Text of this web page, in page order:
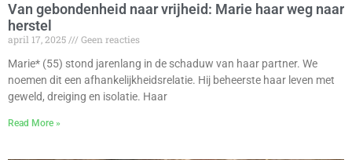
Van gebondenheid naar vrijheid: Marie haar weg naar
herstel
april 17, 2025
Geen reacties
Marie* (55) stond jarenlang in de schaduw van haar partner. We
noemen dit een afhankelijkheidsrelatie. Hij beheerste haar leven met
geweld, dreiging en isolatie. Haar
Read More »